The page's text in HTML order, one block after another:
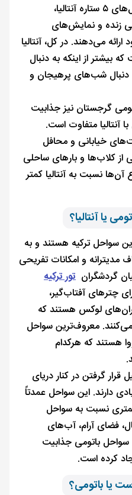
باشند. همچنین، بسیاری از هتل‌های ۵ ستاره آنتالیا،
زنده و نمایش‌های
می‌دهند. در کل، آنتالیا
بیشتر از اینکه به دنبال
دنبال شب‌های پرهیجان و
گرجستان نیز جذابیت
آنتالیا متفاوت است.
خیابانی و محافل
کلاب‌ها و بارهای ساحلی
آن‌ها نسبت به آنتالیا کمتر
یا آنتالیا؟
سواحل ترکیه هستند و به
و امکانات تفریحی
گردشگران تور ترکیه
چترهای آفتاب‌گیر،
لوکس هستند که
معروف‌ترین سواحل
هستند که هرکدام
قرار گرفتن در کنار دریای
دارند. این سواحل عمدتاً
نسبت به سواحل
فضای آرام، آب‌های
باتومی جذابیت
کرده است.
یا باتومی؟